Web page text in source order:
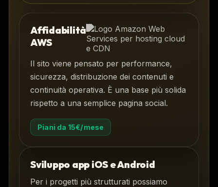
Affidabilità
AWS
Il sito viene pensato per performance,
sicurezza, distribuzione dei contenuti e
continuità operativa. È una base più solida
rispetto a una semplice pagina social.
Piani da 15€/mese
Sviluppo app iOS e Android
Per i progetti più strutturati possiamo